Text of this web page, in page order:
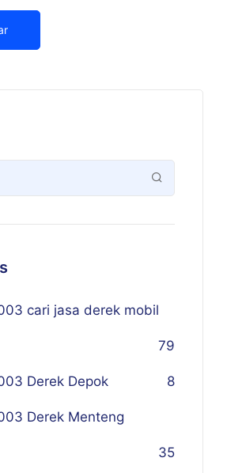
cari jasa derek mobil
79
Derek Depok 8
Derek Menteng
35